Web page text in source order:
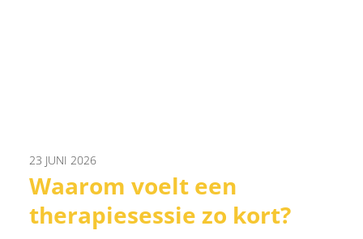
23 JUNI 2026
Waarom voelt een
therapiesessie zo kort?